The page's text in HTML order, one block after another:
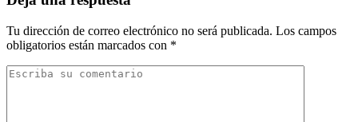
Tu dirección de correo electrónico no será publicada. Los campos
obligatorios están marcados con *